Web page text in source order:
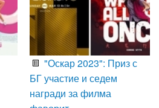
"Оскар 2023": Приз с
БГ участие и седем
награди за филма